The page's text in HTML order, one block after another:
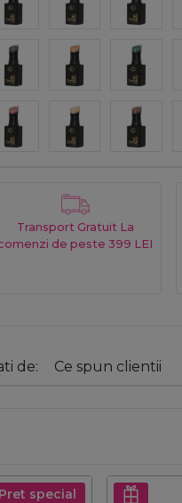
Transport Gratuit La
de peste 399 LEI
de: Ce spun clientii
Pret special